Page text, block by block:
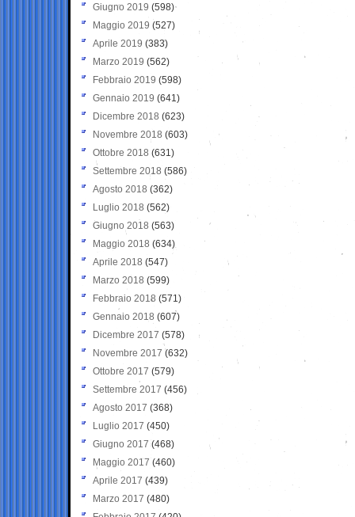
Giugno 2019 (598)
Maggio 2019 (527)
Aprile 2019 (383)
Marzo 2019 (562)
Febbraio 2019 (598)
Gennaio 2019 (641)
Dicembre 2018 (623)
Novembre 2018 (603)
Ottobre 2018 (631)
Settembre 2018 (586)
Agosto 2018 (362)
Luglio 2018 (562)
Giugno 2018 (563)
Maggio 2018 (634)
Aprile 2018 (547)
Marzo 2018 (599)
Febbraio 2018 (571)
Gennaio 2018 (607)
Dicembre 2017 (578)
Novembre 2017 (632)
Ottobre 2017 (579)
Settembre 2017 (456)
Agosto 2017 (368)
Luglio 2017 (450)
Giugno 2017 (468)
Maggio 2017 (460)
Aprile 2017 (439)
Marzo 2017 (480)